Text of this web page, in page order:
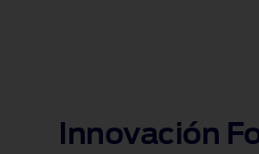
Innovación